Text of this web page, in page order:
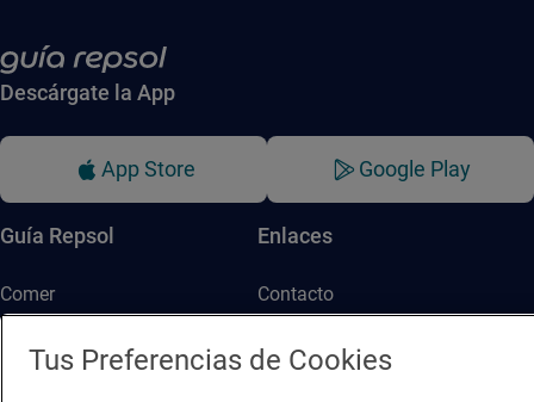
Descárgate la App
App Store Google Play
Guía Repsol
Comer
Enlaces
Contacto
Tus Preferencias de Cookies